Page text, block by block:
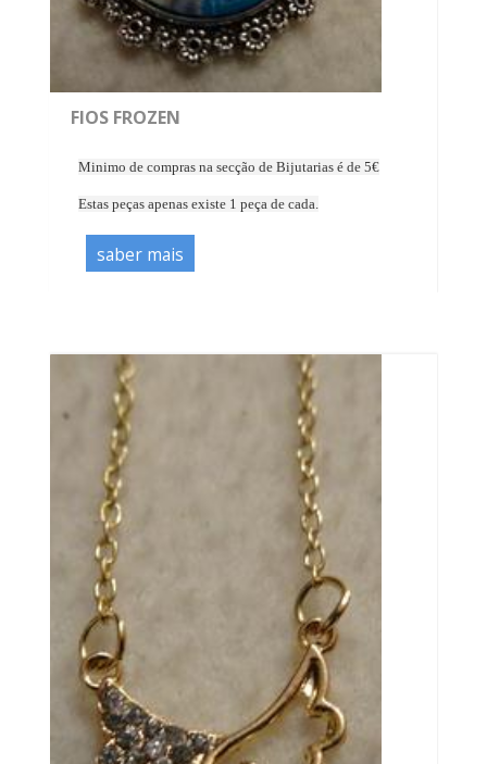
FIOS FROZEN
Minimo de compras na secção de Bijutarias é de 5€
Estas peças apenas existe 1 peça de cada.
saber mais